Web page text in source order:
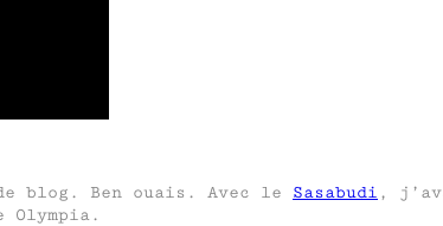
blog. Ben ouais. Avec le Sasabudi ,